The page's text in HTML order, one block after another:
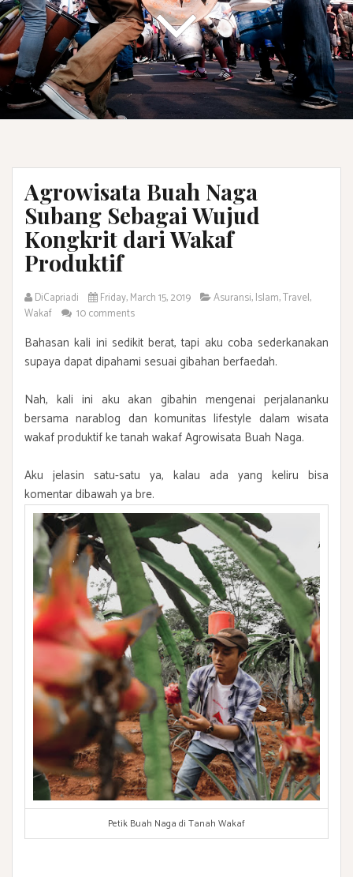
Agrowisata Buah Naga
Subang Sebagai Wujud
Kongkrit dari Wakaf
Produktif
DiCapriadi Friday, March 15, 2019 Asuransi,Islam,Travel,
Wakaf
10 comments
Bahasan kali ini sedikit berat, tapi aku coba sederkanakan
supaya dapat dipahami sesuai gibahan berfaedah.
Nah, kali ini aku akan gibahin mengenai perjalananku
bersama narablog dan komunitas lifestyle dalam wisata
wakaf produktif ke tanah wakaf Agrowisata Buah Naga.
Aku jelasin satu-satu ya, kalau ada yang keliru bisa
komentar dibawah ya bre.
Petik Buah Naga di Tanah Wakaf